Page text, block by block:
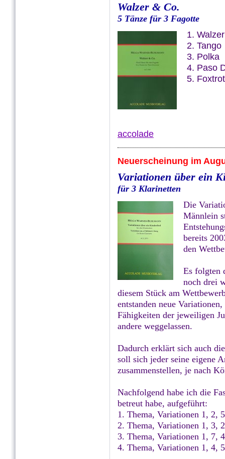
Walzer & Co.
5 Tänze für 3 Fagotte
1. Walzer
2. Tango
3. Polka
4. Paso
5.
accolade
Neuerscheinung im
Variationen über ein
für 3 Klarinetten
Die
Männlein
bereits
den
Es folgten
noch drei
diesem Stück am
entstanden neue
Fähigkeiten der jeweiligen
andere weggelassen.
Dadurch erklärt sich auch
soll sich jeder seine eigene
zusammenstellen, je nach
Nachfolgend habe ich die
betreut habe, aufgeführt:
1. Thema, Variationen 1, 2,
2. Thema, Variationen 1, 3,
3. Thema, Variationen 1, 7,
4. Thema, Variationen 1, 4,